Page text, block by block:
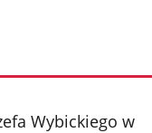
Wybickiego w